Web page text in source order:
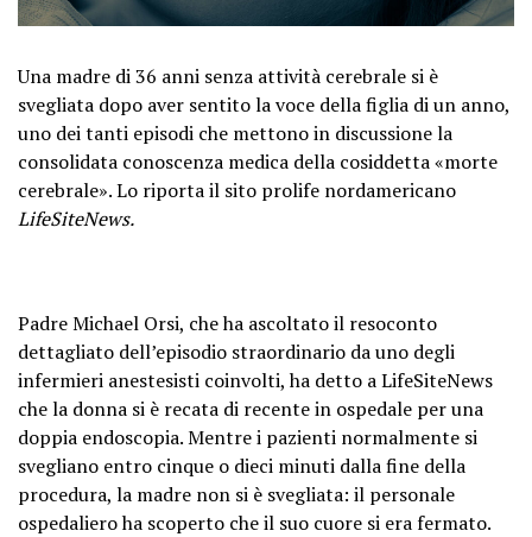
Una madre di 36 anni senza attività cerebrale si è
svegliata dopo aver sentito la voce della figlia di un anno,
uno dei tanti episodi che mettono in discussione la
consolidata conoscenza medica della cosiddetta «morte
cerebrale». Lo riporta il sito prolife nordamericano
LifeSiteNews.
Padre Michael Orsi, che ha ascoltato il resoconto
dettagliato dell’episodio straordinario da uno degli
infermieri anestesisti coinvolti, ha detto a LifeSiteNews
che la donna si è recata di recente in ospedale per una
doppia endoscopia. Mentre i pazienti normalmente si
svegliano entro cinque o dieci minuti dalla fine della
procedura, la madre non si è svegliata: il personale
ospedaliero ha scoperto che il suo cuore si era fermato.